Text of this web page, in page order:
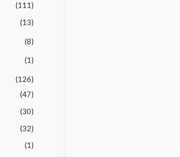
(111)
(13)
(8)
(1)
(126)
(47)
(30)
(32)
(1)